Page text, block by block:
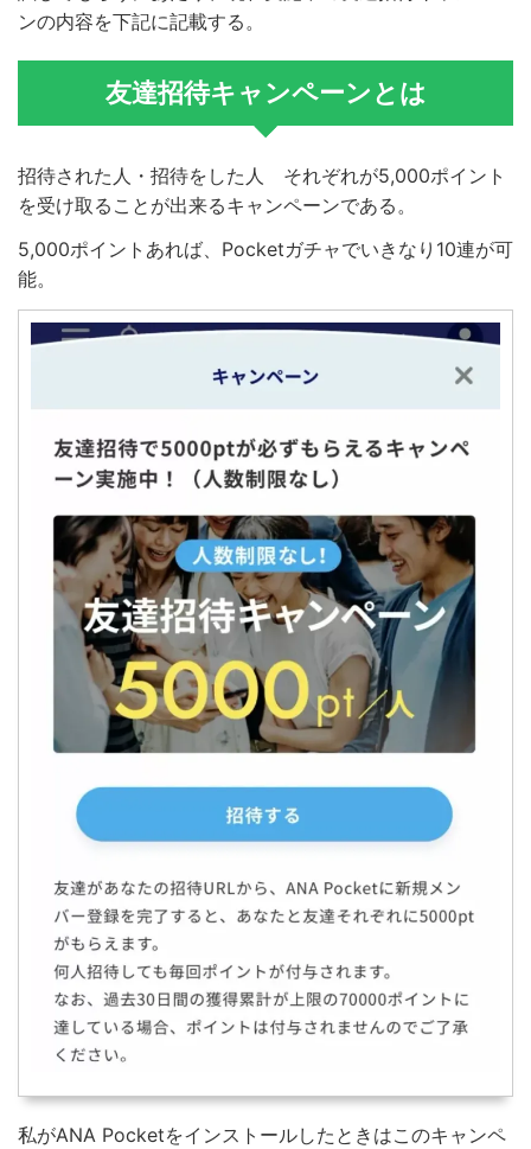
ンの内容を下記に記載する。
友達招待キャンペーンとは
招待された人・招待をした人 それぞれが5,000ポイント
を受け取ることが出来るキャンペーンである。
5,000ポイントあれば、Pocketガチャでいきなり10連が可
能。
私がANA Pocketをインストールしたときはこのキャンペ